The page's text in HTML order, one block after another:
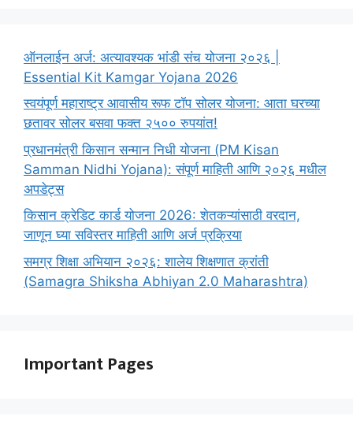
ऑनलाईन अर्ज: अत्यावश्यक भांडी संच योजना २०२६ |
Essential Kit Kamgar Yojana 2026
स्वयंपूर्ण महाराष्ट्र आवासीय रूफ टॉप सोलर योजना: आता घरच्या
छतावर सोलर बसवा फक्त २५०० रुपयांत!
प्रधानमंत्री किसान सन्मान निधी योजना (PM Kisan
Samman Nidhi Yojana): संपूर्ण माहिती आणि २०२६ मधील
अपडेट्स
किसान क्रेडिट कार्ड योजना 2026: शेतकऱ्यांसाठी वरदान,
जाणून घ्या सविस्तर माहिती आणि अर्ज प्रक्रिया
समग्र शिक्षा अभियान २०२६: शालेय शिक्षणात क्रांती
(Samagra Shiksha Abhiyan 2.0 Maharashtra)
Important Pages